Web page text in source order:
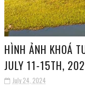
HÌNH ẢNH KHOÁ
JULY 11-15TH,
July 24, 2024